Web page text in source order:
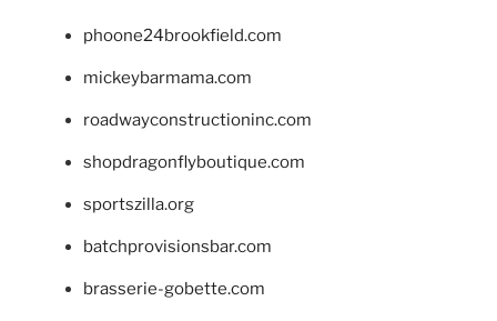
phoone24brookfield.com
mickeybarmama.com
roadwayconstructioninc.com
shopdragonflyboutique.com
sportszilla.org
batchprovisionsbar.com
brasserie-gobette.com